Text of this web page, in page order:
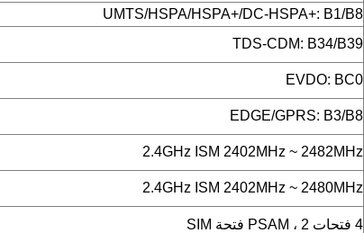
UMTS/HSPA/HSPA+/DC-HSPA+: B1/B8
TDS-CDM: B34/B39
EVDO: BC0
EDGE/GPRS: B3/B8
2.4GHz ISM 2402MHz ~ 2482MHz
2.4GHz ISM 2402MHz ~ 2480MHz
4 فتحات PSAM ، 2 فتحة SIM